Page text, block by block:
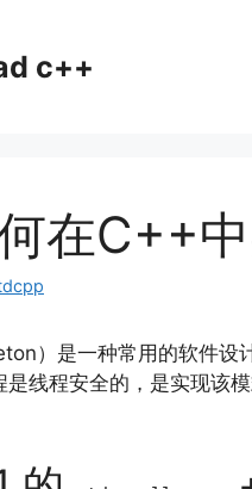
c++
在C++
）是一种常用的软件设
是线程安全的，是实现该